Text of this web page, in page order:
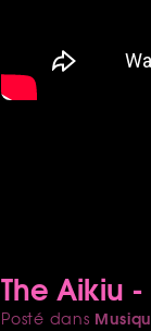
The Aikiu
Posté dans